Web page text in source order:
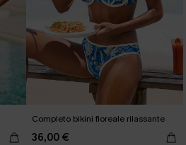
Completo bikini floreale rilassante
36,00 €